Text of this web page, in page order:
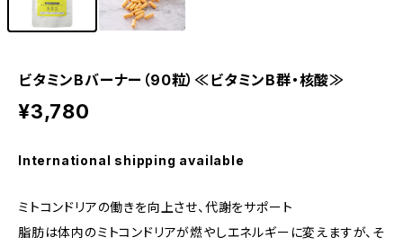
ビタミンBバーナー（90粒）≪ビタミンB群・核酸≫
¥3,780
International shipping available
ミトコンドリアの働きを向上させ、代謝をサポート
脂肪は体内のミトコンドリアが燃やしエネルギーに変えますが、そ